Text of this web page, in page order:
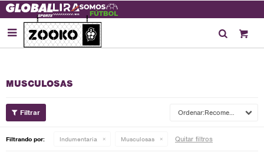

MUSCULOSAS
Recomendados
Filtrando por: Indumentaria Musculosas Quitar filtros